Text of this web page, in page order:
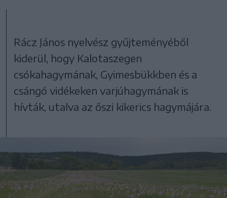
Rácz János nyelvész gyűjteményéből
kiderül, hogy Kalotaszegen
csókahagymának, Gyimesbükkben és a
csángó vidékeken varjúhagymának is
hívták, utalva az őszi kikerics hagymájára.